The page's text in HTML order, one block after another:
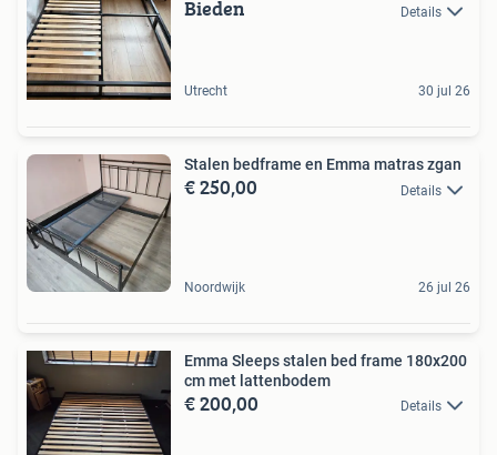
Bieden Details
Utrecht 30 jul 26
Stalen bedframe en Emma matras zgan
€ 250,00 Details
Noordwijk 26 jul 26
Emma Sleeps stalen bed frame 180x200
cm met lattenbodem
€ 200,00 Details